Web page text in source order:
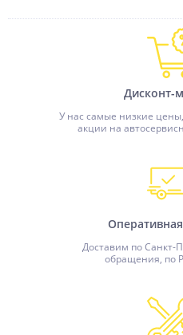
Дисконт-
У нас самые низкие
акции на
Доставим по Санкт-
обращения, по